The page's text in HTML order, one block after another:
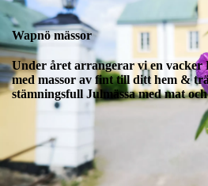
Wapnö mässor
Under året arrangerar vi en vacker
med massor av fint till ditt hem &
stämningsfull Julmässa med mat